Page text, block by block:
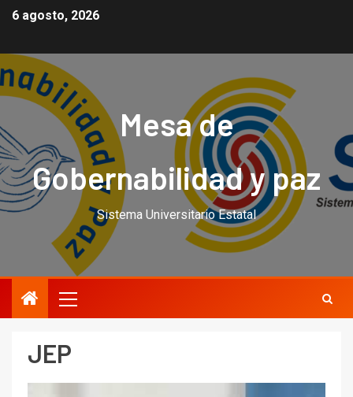
6 agosto, 2026
Mesa de
Gobernabilidad y paz
Sistema Universitario Estatal
JEP